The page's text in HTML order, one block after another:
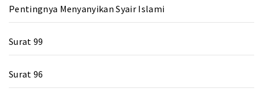
Pentingnya Menyanyikan Syair Islami
Surat 99
Surat 96